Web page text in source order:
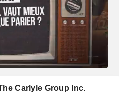
Carlyle Group Inc.